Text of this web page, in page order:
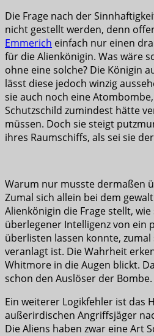
Die Frage nach der
nicht gestellt werden, denn
Emmerich einfach nur einen
für die Alienkönigin. Was wäre
ohne eine solche? Die Königin
lässt diese jedoch winzig
sie auch noch eine
Schutzschild zumindest hätte
müssen. Doch sie steigt
ihres Raumschiffs, als sei sie
Warum nur musste dermaßen
Zumal sich allein bei dem
Alienkönigin die Frage stellt,
überlegener Intelligenz von ein
überlisten lassen konnte,
veranlagt ist. Die Wahrheit
Whitmore in die Augen blickt.
schon den Auslöser der Bombe.
Ein weiterer Logikfehler ist das
außerirdischen Angriffsjäger
Die Aliens haben zwar eine Art